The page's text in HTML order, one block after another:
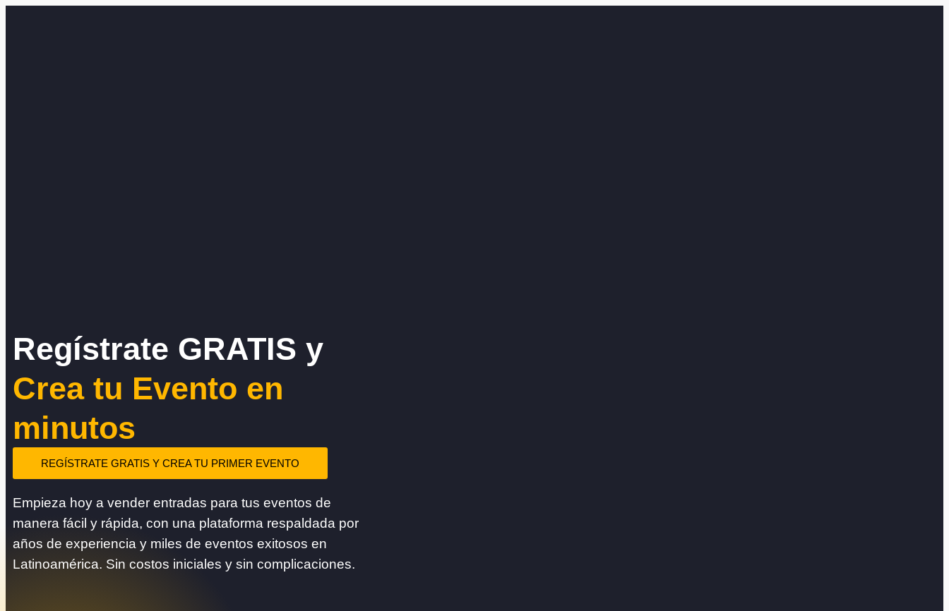
Regístrate GRATIS y
Crea tu Evento en
minutos
REGÍSTRATE GRATIS Y CREA TU PRIMER EVENTO
Empieza hoy a vender entradas para tus eventos de
manera fácil y rápida, con una plataforma respaldada por
años de experiencia y miles de eventos exitosos en
Latinoamérica. Sin costos iniciales y sin complicaciones.